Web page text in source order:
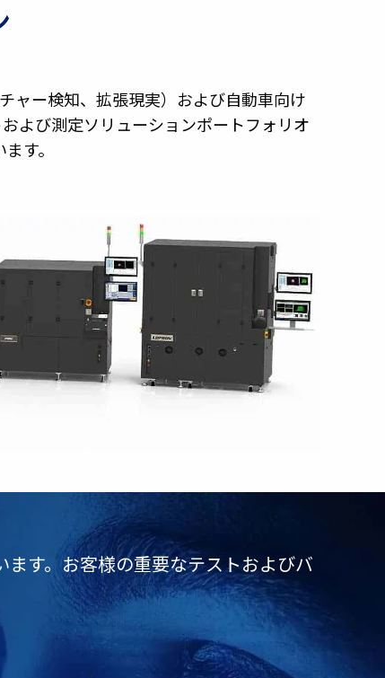
ャー検知、拡張現実）および自動車向け
よび測定ソリューションポートフォリオ
す。
す。お客様の重要なテストおよびバ